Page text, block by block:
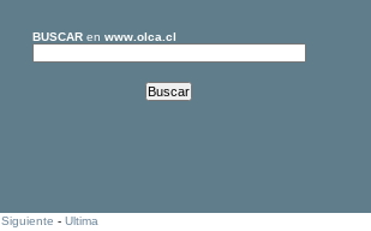
BUSCARen www.olca.cl
Siguiente - Ultima